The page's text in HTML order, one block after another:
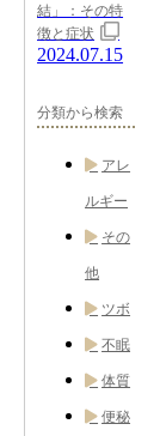
結」：その特
徴と症状
2024.07.15
分類から検索
アレ
ルギー
その
他
ツボ
不眠
体質
便秘